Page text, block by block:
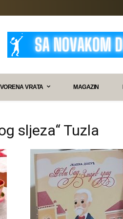
VRATA MAGAZIN
sljeza“ Tuzla